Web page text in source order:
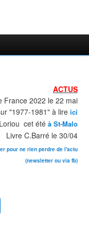
ACTUS
France 2022 le 22 mai
"1977-1981" à lire ici
cet été à St-Malo
Livre C.Barré le 30/04
pour ne rien perdre de l'actu
(newsletter ou via fb)